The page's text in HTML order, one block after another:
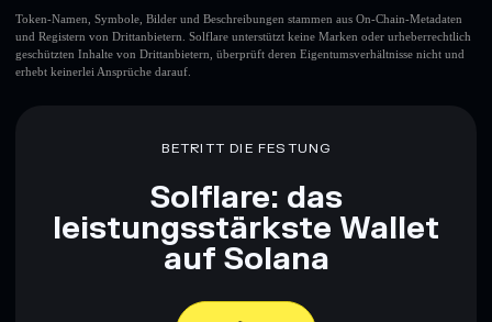
Token-Namen, Symbole, Bilder und Beschreibungen stammen aus On-Chain-Metadaten
und Registern von Drittanbietern. Solflare unterstützt keine Marken oder urheberrechtlich
geschützten Inhalte von Drittanbietern, überprüft deren Eigentumsverhältnisse nicht und
erhebt keinerlei Ansprüche darauf.
BETRITT DIE FESTUNG
Solflare: das
leistungsstärkste Wallet
auf Solana